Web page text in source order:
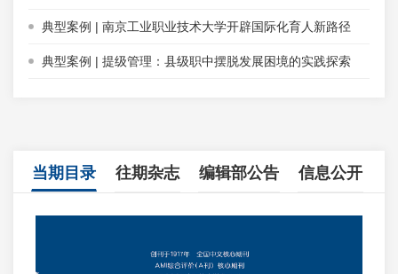
典型案例 | 南京工业职业技术大学开辟国际化育人新路径
典型案例 | 提级管理：县级职中摆脱发展困境的实践探索
当期目录 往期杂志 编辑部公告 信息公开